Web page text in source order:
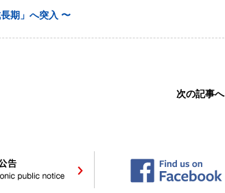
期」へ突入 〜
次の記事へ